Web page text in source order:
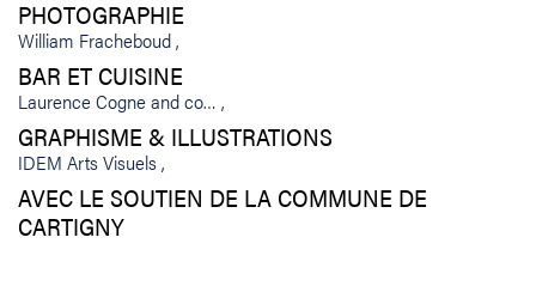
PHOTOGRAPHIE
William Fracheboud
BAR ET CUISINE
Laurence Cogne and co…
GRAPHISME & ILLUSTRATIONS
IDEM Arts Visuels
AVEC LE SOUTIEN DE LA COMMUNE DE
CARTIGNY